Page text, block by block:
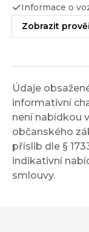
Informace o
Zobrazit
Údaje
informativní
není nabídkou
občanského
příslib dle §
indikativní
smlouvy.